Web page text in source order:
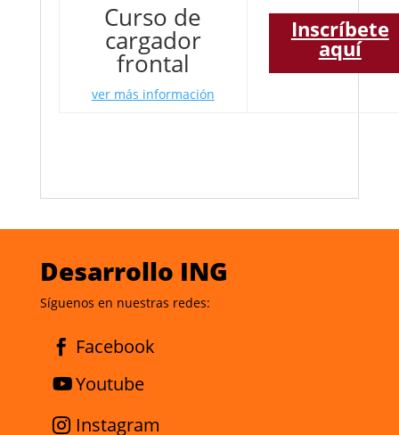
Curso de
cargador
frontal
ver más información
Inscríbete
aquí
Desarrollo ING
Síguenos en nuestras redes:
Facebook
Youtube
Instagram